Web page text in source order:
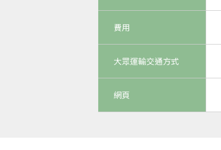
費用
大眾運輸交通方式
網頁